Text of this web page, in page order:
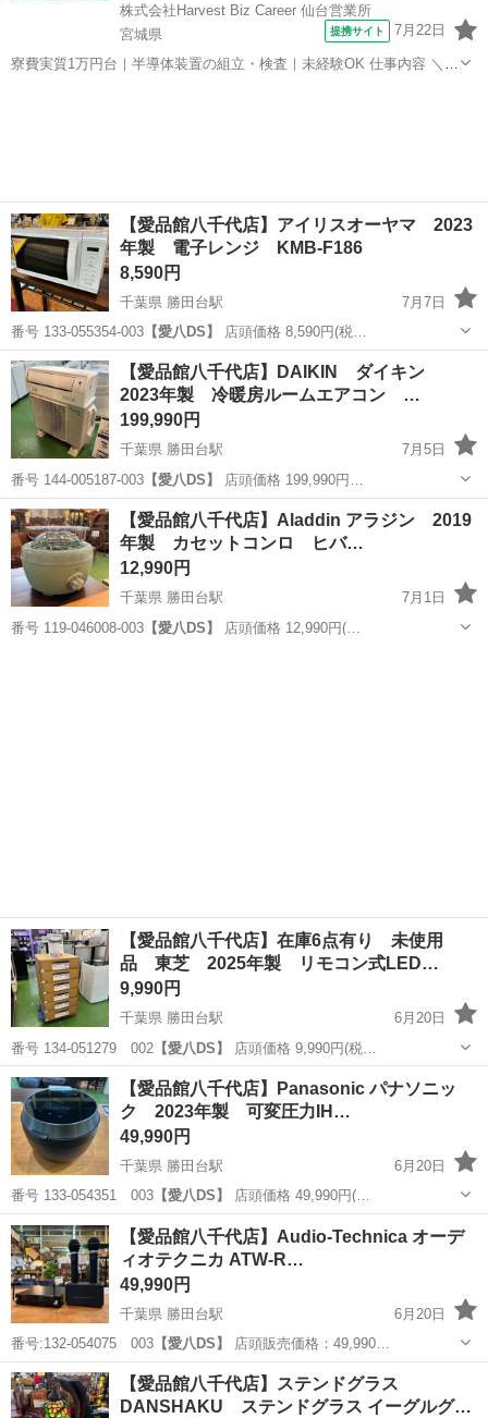
株式会社Harvest Biz Career 仙台営業所
宮城県
提携サイト 7月22日
寮費実質1万円台｜半導体装置の組立・検査｜未経験OK 仕事内容 ＼半
【愛品館八千代店】アイリスオーヤマ 2023
年製 電子レンジ KMB-F186
8,590円
千葉県 勝田台駅
7月7日
番号 133-055354-003【愛八DS】 店頭価格 8,590円(税…
千葉 八千代市 勝田台駅 キッチン家電 商品
【愛品館八千代店】DAIKIN ダイキン
2023年製 冷暖房ルームエアコン …
199,990円
千葉県 勝田台駅
7月5日
番号 144-005187-003【愛八DS】 店頭価格 199,990円…
千葉 八千代市 勝田台駅 季節、空調家電
【愛品館八千代店】Aladdin アラジン 2019
年製 カセットコンロ ヒバ…
12,990円
千葉県 勝田台駅
7月1日
番号 119-046008-003【愛八DS】 店頭価格 12,990円(…
【愛品館八千代店】在庫6点有り 未使用
品 東芝 2025年製 リモコン式LED…
9,990円
千葉県 勝田台駅
6月20日
番号 134-051279 002【愛八DS】 店頭価格 9,990円(税…
千葉 八千代市 勝田台駅 照明器具
【愛品館八千代店】Panasonic パナソニッ
ク 2023年製 可変圧力IH…
49,990円
千葉県 勝田台駅
6月20日
番号 133-054351 003【愛八DS】 店頭価格 49,990円(…
千葉 八千代市 勝田台駅 キッチン家電
【愛品館八千代店】Audio-Technica オーデ
ィオテクニカ ATW-R…
49,990円
千葉県 勝田台駅
6月20日
番号:132-054075 003【愛八DS】 店頭販売価格：49,990…
千葉 八千代市 勝田台駅 オーディオ 商品
【愛品館八千代店】ステンドグラス
DANSHAKU ステンドグラス イーグルグ